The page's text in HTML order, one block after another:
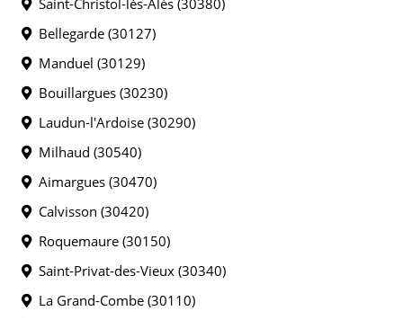
Saint-Christol-lès-Alès (30380)
Bellegarde (30127)
Manduel (30129)
Bouillargues (30230)
Laudun-l'Ardoise (30290)
Milhaud (30540)
Aimargues (30470)
Calvisson (30420)
Roquemaure (30150)
Saint-Privat-des-Vieux (30340)
La Grand-Combe (30110)